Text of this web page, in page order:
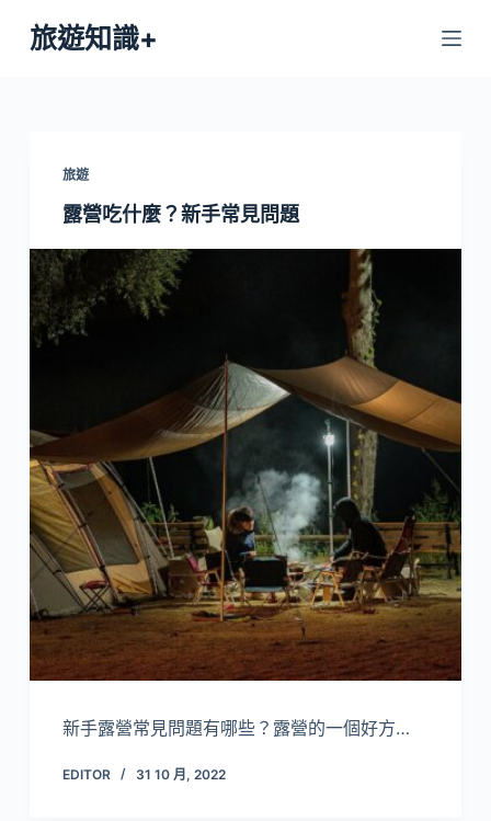
跳
至
旅遊知識+
旅遊
露營吃什麼？新手常見問題
新手露營常見問題有哪些？露營的一個好方…
EDITOR 31 10 月, 2022